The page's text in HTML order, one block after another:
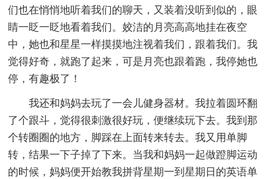
们也在悄悄地听着我们的聊天，又装着没听到似的，眼
睛一眨一眨地看着我们。姣洁的月亮高高地挂在夜空
中，她也和星星一样摸摸地注视着我们，跟着我们。我
觉得好奇，就跑了起来，可是月亮也跟着跑，我停她也
停，有趣极了！
我还和妈妈去玩了一会儿健身器材。我拉着圆环翻
了个跟斗，觉得很刺激很好玩，便继续玩下去。我到那
个转圈圈的地方，脚踩在上面转来转去。我又用单脚
转，结果一下子掉了下来。当我和妈妈一起做蹬脚运动
的时候，妈妈便开始教我拼背星期一到星期日的英语单